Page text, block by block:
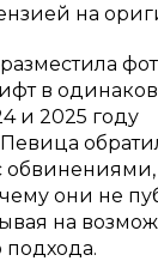
на
в
и 2025 году
Певица
обвинениями,
они не
на
подхода.